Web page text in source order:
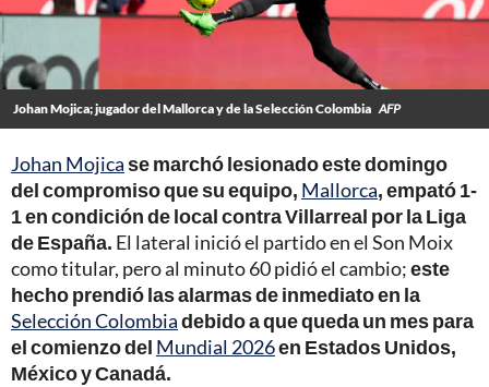
Johan Mojica; jugador del Mallorca y de la Selección Colombia AFP
Johan Mojicase marchó lesionado este domingo
del compromiso que su equipo, Mallorca, empató 1-
1 en condición de local contra Villarreal por la Liga
de España. El lateral inició el partido en el Son Moix
como titular, pero al minuto 60 pidió el cambio;este
hecho prendió las alarmas de inmediato en la
Selección Colombiadebido a que queda un mes para
el comienzo del Mundial 2026en Estados Unidos,
México y Canadá.